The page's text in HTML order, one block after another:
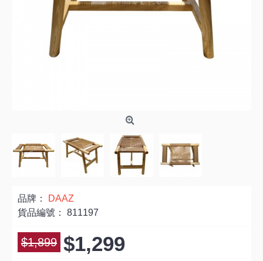
品牌：
DAAZ
貨品編號： 811197
$1,899 $1,299